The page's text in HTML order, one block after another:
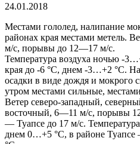
24.01.2018
Местами гололед, налипание
районах края местами метель.
м/с, порывы до 12—17 м/с.
Температура воздуха ночью -
края до -6 °С, днем -3…+2 °С.
осадки в виде дождя и мокрого
утром местами сильные,
Ветер северо-западный,
восточный, 6—11 м/с, порывы
— Туапсе до 17 м/с.
днем 0…+5 °С, в районе